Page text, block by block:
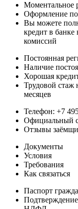
Моментальное
Оформление
Вы можете
кредит в
комиссий
Постоянная
Наличие
Хорошая
Трудовой стаж
месяцев
Телефон: +7
Официальный
Отзывы
Документы
Условия
Требования
Как связаться
Паспорт